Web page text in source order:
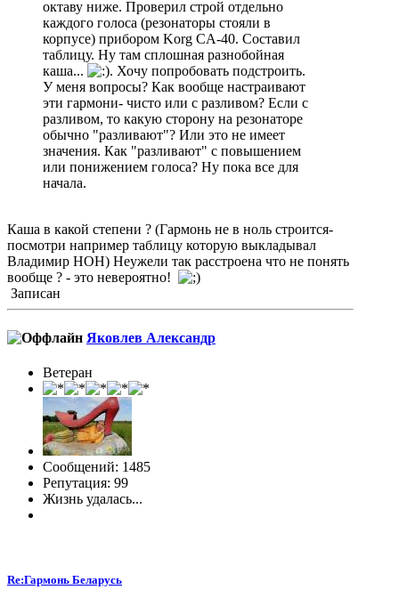
октаву ниже. Проверил строй отдельно
каждого голоса (резонаторы стояли в
корпусе) прибором Korg CA-40. Составил
таблицу. Ну там сплошная разнобойная
каша...
. Хочу попробовать подстроить.
У меня вопросы? Как вообще настраивают
эти гармони- чисто или с разливом? Если с
разливом, то какую сторону на резонаторе
обычно "разливают"? Или это не имеет
значения. Как "разливают" с повышением
или понижением голоса? Ну пока все для
начала.
Каша в какой степени ? (Гармонь не в ноль строится-
посмотри например таблицу которую выкладывал
Владимир НОН) Неужели так расстроена что не понять
вообще ? - это невероятно!
Записан
Яковлев Александр
Ветеран
Сообщений: 1485
Репутация: 99
Жизнь удалась...
Re:Гармонь Беларусь